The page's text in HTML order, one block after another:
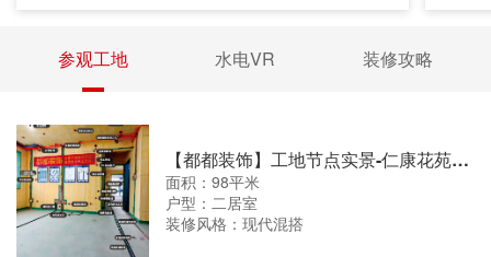
参观工地 水电VR 装修攻略
【都都装饰】工地节点实景-仁康花苑水电
面积：98平米
户型：二居室
装修风格：现代混搭